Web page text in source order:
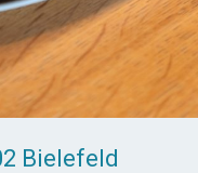
Bielefeld